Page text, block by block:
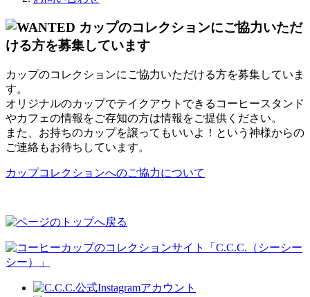
カップのコレクションにご協力いただける方を募集していま
す。
オリジナルのカップでテイクアウトできるコーヒースタンド
やカフェの情報をご存知の方は情報をご提供ください。
また、お持ちのカップを譲ってもいいよ！という神様からの
ご連絡もお待ちしています。
カップコレクションへのご協力について